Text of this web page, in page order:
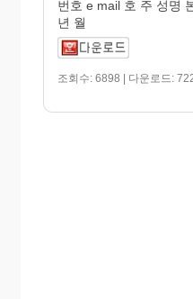
번호 e mail 호 주 성명
년 월
조회수: 6898 | 다운로드: